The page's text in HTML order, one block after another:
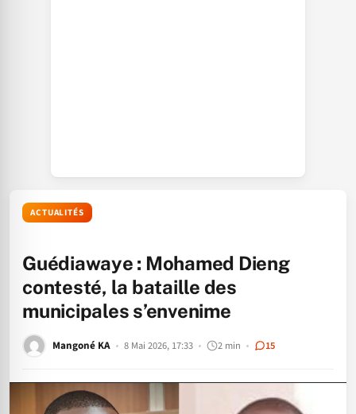
ACTUALITÉS
Guédiawaye : Mohamed Dieng
contesté, la bataille des
municipales s’envenime
Mangoné KA 8 Mai 2026, 17:33 2 min 15